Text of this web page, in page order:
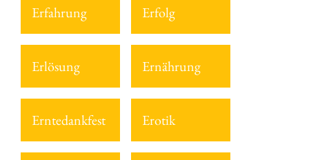
Erfahrung Erfolg
Erlösung Ernährung
Erntedankfest Erotik